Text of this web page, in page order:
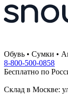
Обувь • Сумки •
8-800-500-0858
Бесплатно по
Склад в Москве: